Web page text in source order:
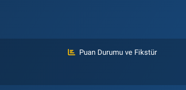
Puan Durumu ve Fikstür